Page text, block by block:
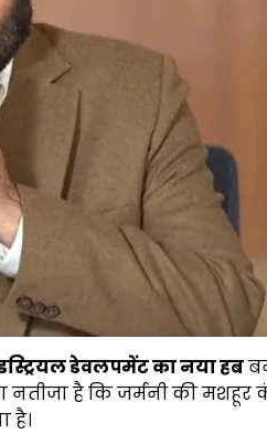
डेवलपमेंट का नया हब
है कि जर्मनी की मशहूर
है।